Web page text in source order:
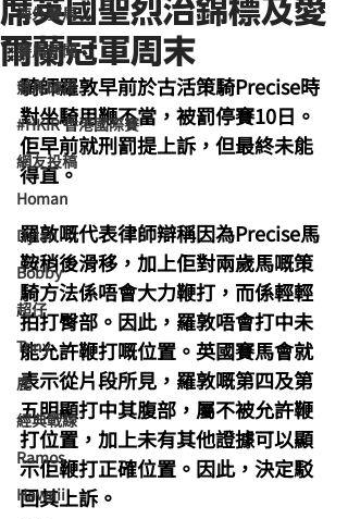
海外賽馬
賽馬新聞
競馬磚提
#HKIR 香港國際賽
網友投稿
Homan
Dylan
Bobby
超仔
Tony
鹿
經典戰線
Ramos
Hawaii
席英國聖烈治錦標及愛
爾蘭冠軍周末
騎師羅敦早前於古活策騎Precise時
對坐騎用鞭不當，被罰停賽10日。
佢早前就刑罰提上訴，但最終未能
得直。
羅敦嘅代表律師辯稱因為Precise馬
鞍稍後滑移，加上佢對兩歲馬嘅策
騎方法係唔會大力鞭打，而係輕輕
拍打臀部。因此，羅敦唔會打中未
能允許鞭打嘅位置。英國賽馬會就
表示從片段所見，羅敦嘅第四及第
五明顯打中其腹部，屬不被允許鞭
打位置，加上未有其他證據可以顯
示佢鞭打正確位置。因此，決定駁
回其上訴。